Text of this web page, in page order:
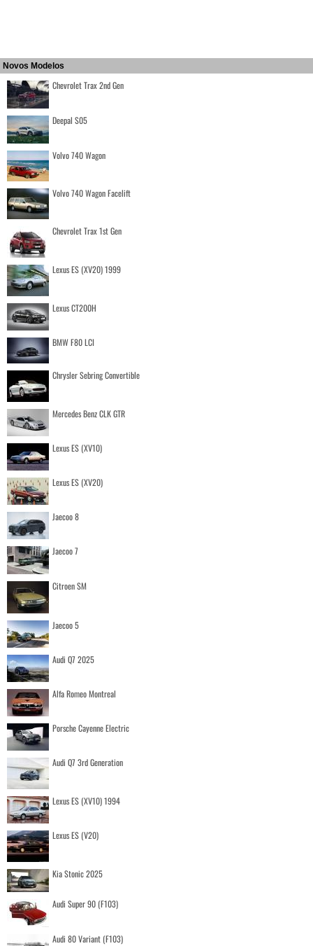
Novos Modelos
Chevrolet Trax 2nd Gen
Deepal S05
Volvo 740 Wagon
Volvo 740 Wagon Facelift
Chevrolet Trax 1st Gen
Lexus ES (XV20) 1999
Lexus CT200H
BMW F80 LCI
Chrysler Sebring Convertible
Mercedes Benz CLK GTR
Lexus ES (XV10)
Lexus ES (XV20)
Jaecoo 8
Jaecoo 7
Citroen SM
Jaecoo 5
Audi Q7 2025
Alfa Romeo Montreal
Porsche Cayenne Electric
Audi Q7 3rd Generation
Lexus ES (XV10) 1994
Lexus ES (V20)
Kia Stonic 2025
Audi Super 90 (F103)
Audi 80 Variant (F103)